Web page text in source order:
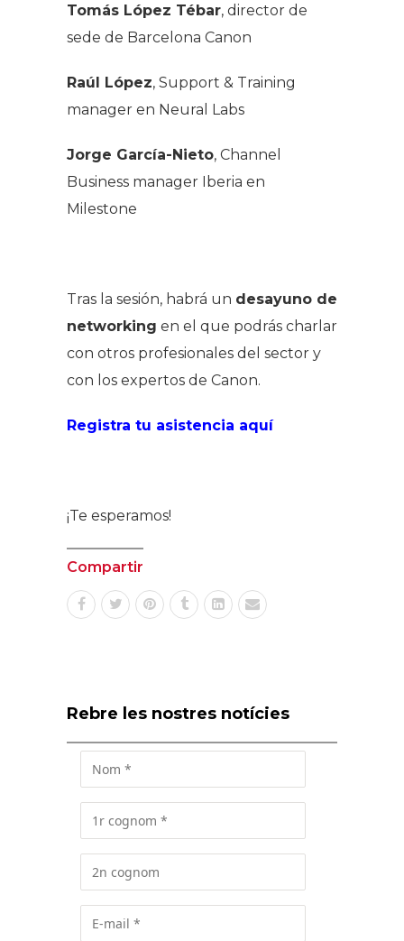
Tomás López Tébar, director de
sede de Barcelona Canon
Raúl López, Support & Training
manager en Neural Labs
Jorge García-Nieto, Channel
Business manager Iberia en
Milestone
Tras la sesión, habrá un desayuno de
networking en el que podrás charlar
con otros profesionales del sector y
con los expertos de Canon.
Registra tu asistencia aquí
¡Te esperamos!
Compartir
Rebre les nostres notícies